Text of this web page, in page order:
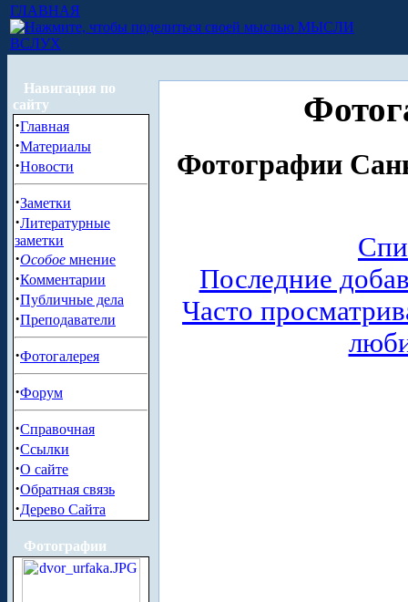
ГЛАВНАЯ
МЫСЛИ
ВСЛУХ
Навигация по
сайту
·Главная
·Материалы
·Новости
·Заметки
·Литературные
заметки
·Особое мнение
·Комментарии
·Публичные дела
·Преподаватели
·Фотогалерея
·Форум
·Справочная
·Ссылки
·О сайте
·Обратная связь
·Дерево Сайта
Фотографии
Фотографии
Последние
Часто